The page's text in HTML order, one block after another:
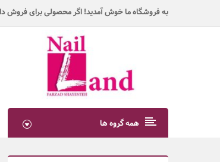
به فروشگاه ما خوش آمدید! اگر محصولی برای فروش
همه گروه ها